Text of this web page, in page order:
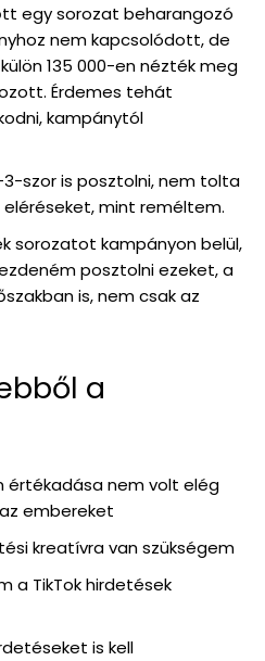
egy sorozat beharangozó
nem kapcsolódott, de
135 000-en nézték meg
Érdemes tehát
kampánytól
szor is posztolni, nem tolta
mint reméltem.
sorozatot kampányon belül,
posztolni ezeket, a
is, nem csak az
a
értékadása nem volt elég
embereket
kreatívra van szükségem
a TikTok hirdetések
is kell